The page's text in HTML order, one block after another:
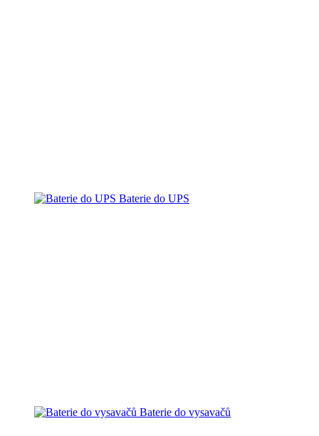
Baterie do UPS
Baterie do vysavačů